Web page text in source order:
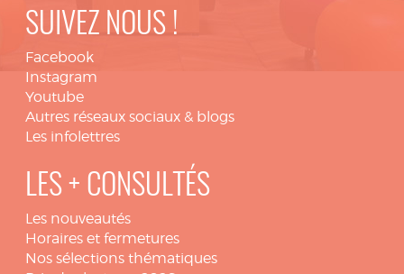
SUIVEZ NOUS !
Facebook
Instagram
Youtube
Autres réseaux sociaux & blogs
Les infolettres
LES + CONSULTÉS
Les nouveautés
Horaires et fermetures
Nos sélections thématiques